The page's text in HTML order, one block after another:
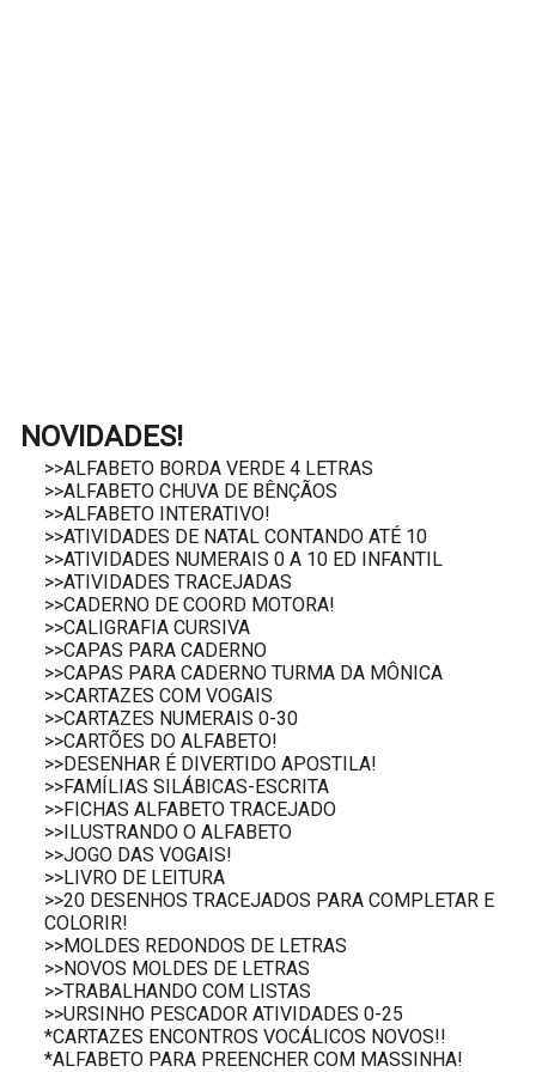
NOVIDADES!
>>ALFABETO BORDA VERDE 4 LETRAS
>>ALFABETO CHUVA DE BÊNÇÃOS
>>ALFABETO INTERATIVO!
>>ATIVIDADES DE NATAL CONTANDO ATÉ 10
>>ATIVIDADES NUMERAIS 0 A 10 ED INFANTIL
>>ATIVIDADES TRACEJADAS
>>CADERNO DE COORD MOTORA!
>>CALIGRAFIA CURSIVA
>>CAPAS PARA CADERNO
>>CAPAS PARA CADERNO TURMA DA MÔNICA
>>CARTAZES COM VOGAIS
>>CARTAZES NUMERAIS 0-30
>>CARTÕES DO ALFABETO!
>>DESENHAR É DIVERTIDO APOSTILA!
>>FAMÍLIAS SILÁBICAS-ESCRITA
>>FICHAS ALFABETO TRACEJADO
>>ILUSTRANDO O ALFABETO
>>JOGO DAS VOGAIS!
>>LIVRO DE LEITURA
>>20 DESENHOS TRACEJADOS PARA COMPLETAR E
COLORIR!
>>MOLDES REDONDOS DE LETRAS
>>NOVOS MOLDES DE LETRAS
>>TRABALHANDO COM LISTAS
>>URSINHO PESCADOR ATIVIDADES 0-25
*CARTAZES ENCONTROS VOCÁLICOS NOVOS!!
*ALFABETO PARA PREENCHER COM MASSINHA!